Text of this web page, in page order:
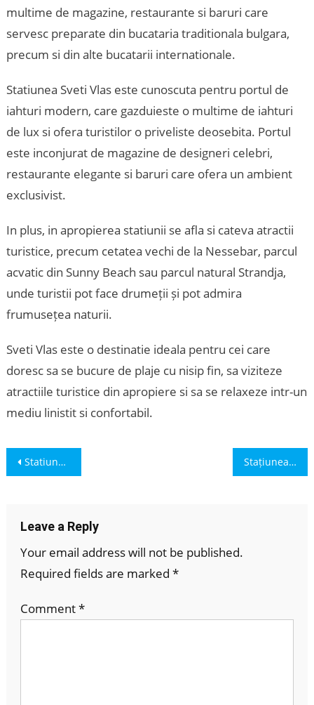
multime de magazine, restaurante si baruri care
servesc preparate din bucataria traditionala bulgara,
precum si din alte bucatarii internationale.
Statiunea Sveti Vlas este cunoscuta pentru portul de
iahturi modern, care gazduieste o multime de iahturi
de lux si ofera turistilor o priveliste deosebita. Portul
este inconjurat de magazine de designeri celebri,
restaurante elegante si baruri care ofera un ambient
exclusivist.
In plus, in apropierea statiunii se afla si cateva atractii
turistice, precum cetatea vechi de la Nessebar, parcul
acvatic din Sunny Beach sau parcul natural Strandja,
unde turistii pot face drumeții și pot admira
frumusețea naturii.
Sveti Vlas este o destinatie ideala pentru cei care
doresc sa se bucure de plaje cu nisip fin, sa viziteze
atractiile turistice din apropiere si sa se relaxeze intr-un
mediu linistit si confortabil.
Post
Statiunea balneara Kranevo Stațiunea Aheloy, vacanta in Bulgaria
Leave a Reply
Your email address will not be published.
Required fields are marked *
Comment*